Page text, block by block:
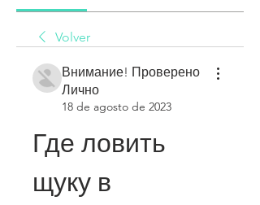
Volver
Внимание! Проверено
Лично
18 de agosto de 2023
Где ловить
щуку в